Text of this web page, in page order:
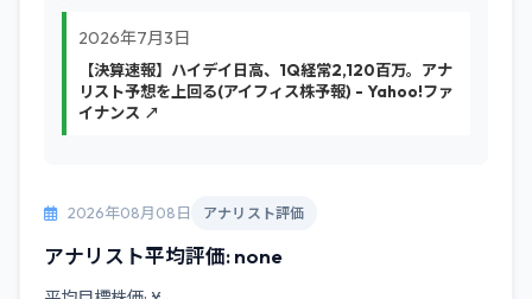
2026年7月3日
【決算速報】ハイデイ日高、1Q経常2,120百万。アナ
リスト予想を上回る(アイフィス株予報) - Yahoo!ファ
イナンス ↗
2026年08月08日 アナリスト評価
アナリスト平均評価: none